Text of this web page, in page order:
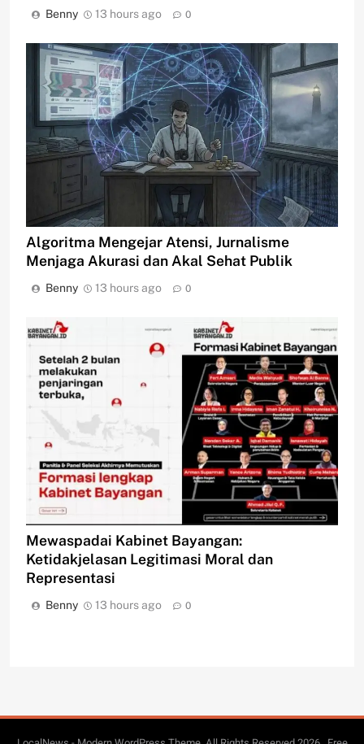
Benny 13 hours ago 0
Algoritma Mengejar Atensi, Jurnalisme
Menjaga Akurasi dan Akal Sehat Publik
Benny 13 hours ago 0
Mewaspadai Kabinet Bayangan:
Ketidakjelasan Legitimasi Moral dan
Representasi
Benny 13 hours ago 0